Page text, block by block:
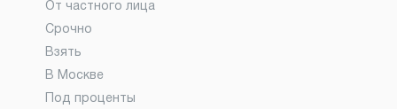
От частного лица
Срочно
Взять
В Москве
Под проценты